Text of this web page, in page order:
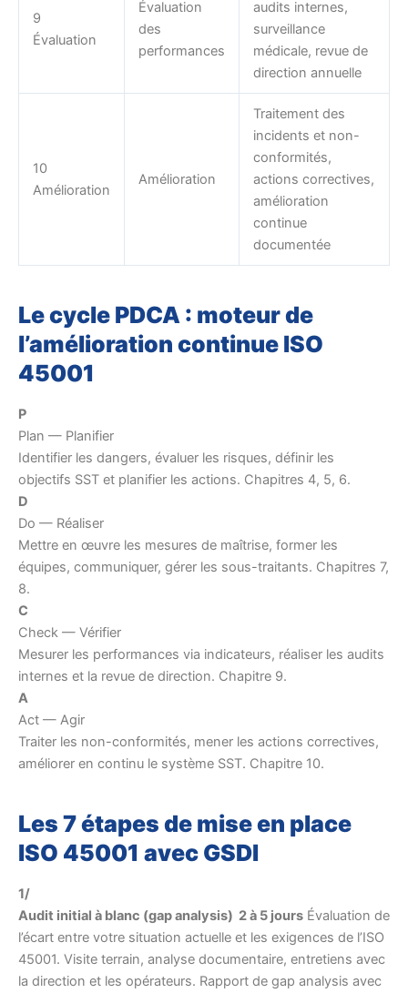
9
Évaluation
Évaluation
des
performances
audits internes,
surveillance
médicale, revue de
direction annuelle
10
Amélioration
Amélioration
Traitement des
incidents et non-
conformités,
actions correctives,
amélioration
continue
documentée
Le cycle PDCA : moteur de
l’amélioration continue ISO
45001
P
Plan — Planifier
Identifier les dangers, évaluer les risques, définir les
objectifs SST et planifier les actions. Chapitres 4, 5, 6.
D
Do — Réaliser
Mettre en œuvre les mesures de maîtrise, former les
équipes, communiquer, gérer les sous-traitants. Chapitres 7,
8.
C
Check — Vérifier
Mesurer les performances via indicateurs, réaliser les audits
internes et la revue de direction. Chapitre 9.
A
Act — Agir
Traiter les non-conformités, mener les actions correctives,
améliorer en continu le système SST. Chapitre 10.
Les 7 étapes de mise en place
ISO 45001 avec GSDI
1/
Audit initial à blanc (gap analysis) 2 à 5 jours Évaluation de
l’écart entre votre situation actuelle et les exigences de l’ISO
45001. Visite terrain, analyse documentaire, entretiens avec
la direction et les opérateurs. Rapport de gap analysis avec